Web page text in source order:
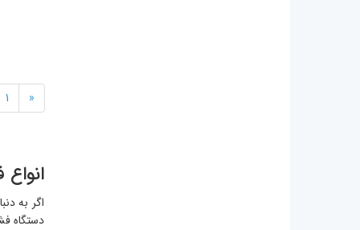
«
1
اگر به
دستگاه